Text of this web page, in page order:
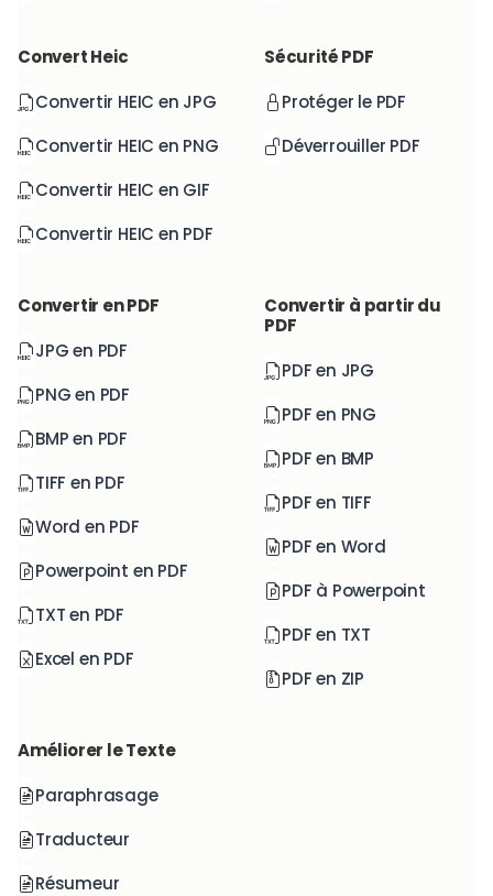
Convert Heic
Convertir HEIC en JPG
Convertir HEIC en PNG
Convertir HEIC en GIF
Convertir HEIC en PDF
Sécurité PDF
Protéger le PDF
Déverrouiller PDF
Convertir en PDF
JPG en PDF
PNG en PDF
BMP en PDF
TIFF en PDF
Word en PDF
Powerpoint en PDF
TXT en PDF
Excel en PDF
Convertir à partir du
PDF
PDF en JPG
PDF en PNG
PDF en BMP
PDF en TIFF
PDF en Word
PDF à Powerpoint
PDF en TXT
PDF en ZIP
Améliorer le Texte
Paraphrasage
Traducteur
Résumeur